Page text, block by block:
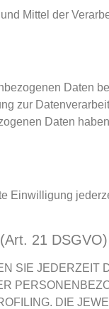
Mittel der
Daten
zur
Daten
Einwilligung
21 DSGVO)
SIE JEDERZEIT
DIE